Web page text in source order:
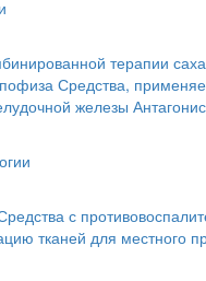
терапии
Средства,
железы
с
тканей для местного